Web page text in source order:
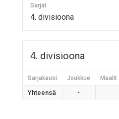
Sarjat
4. divisioona
4. divisioona
Sarjakausi Joukkue Maalit
Yhteensä -